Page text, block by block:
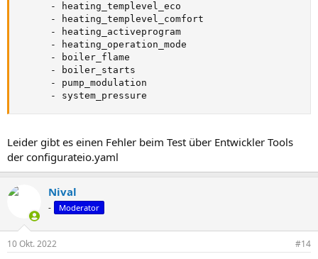
-
heating_templevel_eco
-
heating_templevel_comfort
-
heating_activeprogram
-
heating_operation_mode
-
boiler_flame
-
boiler_starts
-
pump_modulation
-
system_pressure
Leider gibt es einen Fehler beim Test über Entwickler Tools
der configurateio.yaml
Nival
- Moderator
10 Okt. 2022 #14